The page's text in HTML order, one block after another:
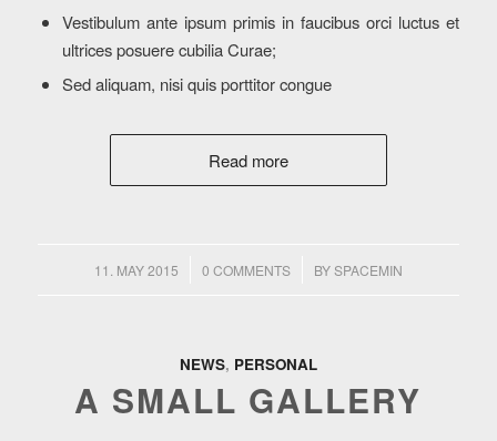
Vestibulum ante ipsum primis in faucibus orci luctus et
ultrices posuere cubilia Curae;
Sed aliquam, nisi quis porttitor congue
Read more
11. MAY 2015
/ 0 COMMENTS
/ BYSPACEMIN
NEWS, PERSONAL
A SMALL GALLERY